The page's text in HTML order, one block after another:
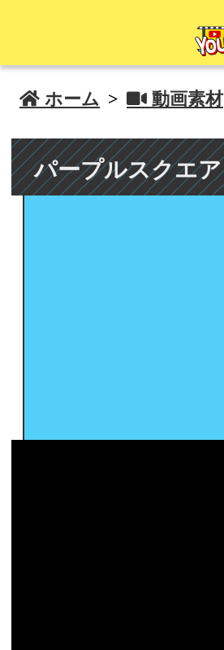
 ホーム >  動画素材
パープルスクエア